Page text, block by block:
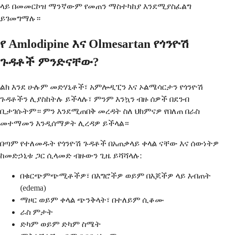
ላይ በመመርኮዝ ማንኛውም የመጠን ማስተካከያ እንደሚያስፈልግ
ይገመግማሉ።
የ Amlodipine እና Olmesartan የጎንዮሽ
ጉዳቶች ምንድናቸው?
ልክ እንደ ሁሉም መድሃኒቶች፣ አምሎዲፒን እና ኦልሜሳርታን የጎንዮሽ
ጉዳቶችን ሊያስከትሉ ይችላሉ፣ ምንም እንኳን ብዙ ሰዎች በደንብ
ቢታገሱትም። ምን እንደሚጠበቅ መረዳት ስለ ህክምናዎ የበለጠ በራስ
መተማመን እንዲሰማዎት ሊረዳዎ ይችላል።
በጣም የተለመዱት የጎንዮሽ ጉዳቶች በአጠቃላይ ቀላል ናቸው እና ሰውነትዎ
ከመድኃኒቱ ጋር ሲላመድ ብዙውን ጊዜ ይሻሻላሉ:
በቁርጭምጭሚቶችዎ፣ በእግሮችዎ ወይም በእጆችዎ ላይ እብጠት
(edema)
ማዞር ወይም ቀላል ጭንቅላት፣ በተለይም ሲቆሙ
ራስ ምታት
ድካም ወይም ድካም ስሜት